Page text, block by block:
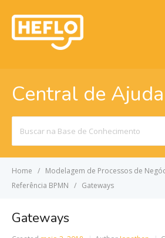
Central de Ajuda
For
Home
Modelagem de Processos de
Referência BPMN
Gateways
Gateways